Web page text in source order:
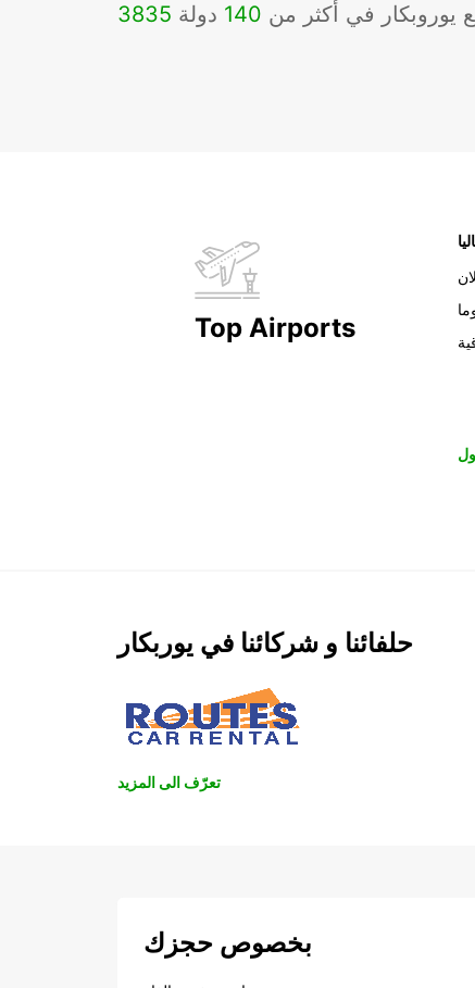
3835 يوروبكار في أكثر من 140 دولة
Top Airports
حلفائنا و شركائنا في يوربكار
تعرّف الى المزيد
بخصوص حجزك